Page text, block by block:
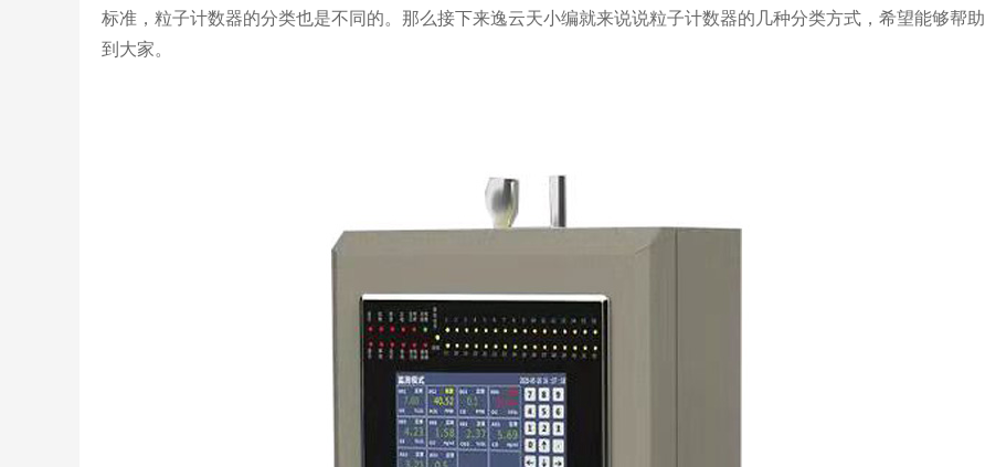
标准，粒子计数器的分类也是不同的。那么接下来逸云天小编就来说说粒子计数器的几种分类方式，希望能够帮助
到大家。